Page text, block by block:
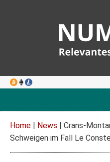
Home | News | Crans-
Schweigen im Fall Le